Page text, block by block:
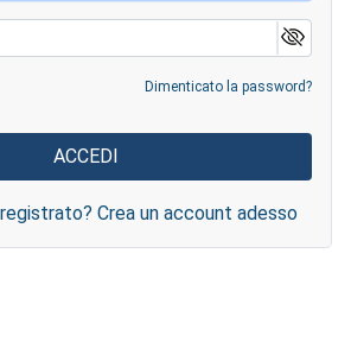
Dimenticato la password?
Crea un account adesso